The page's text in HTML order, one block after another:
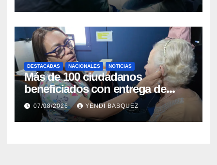
DESTACADAS NACIONALES NOTICIAS
Más de 100 ciudadanos
beneficiados con entrega de
prótesis auditivas en el Centro de
Rehabilitación J.J. Arvelo
07/08/2026 YENDI BASQUEZ